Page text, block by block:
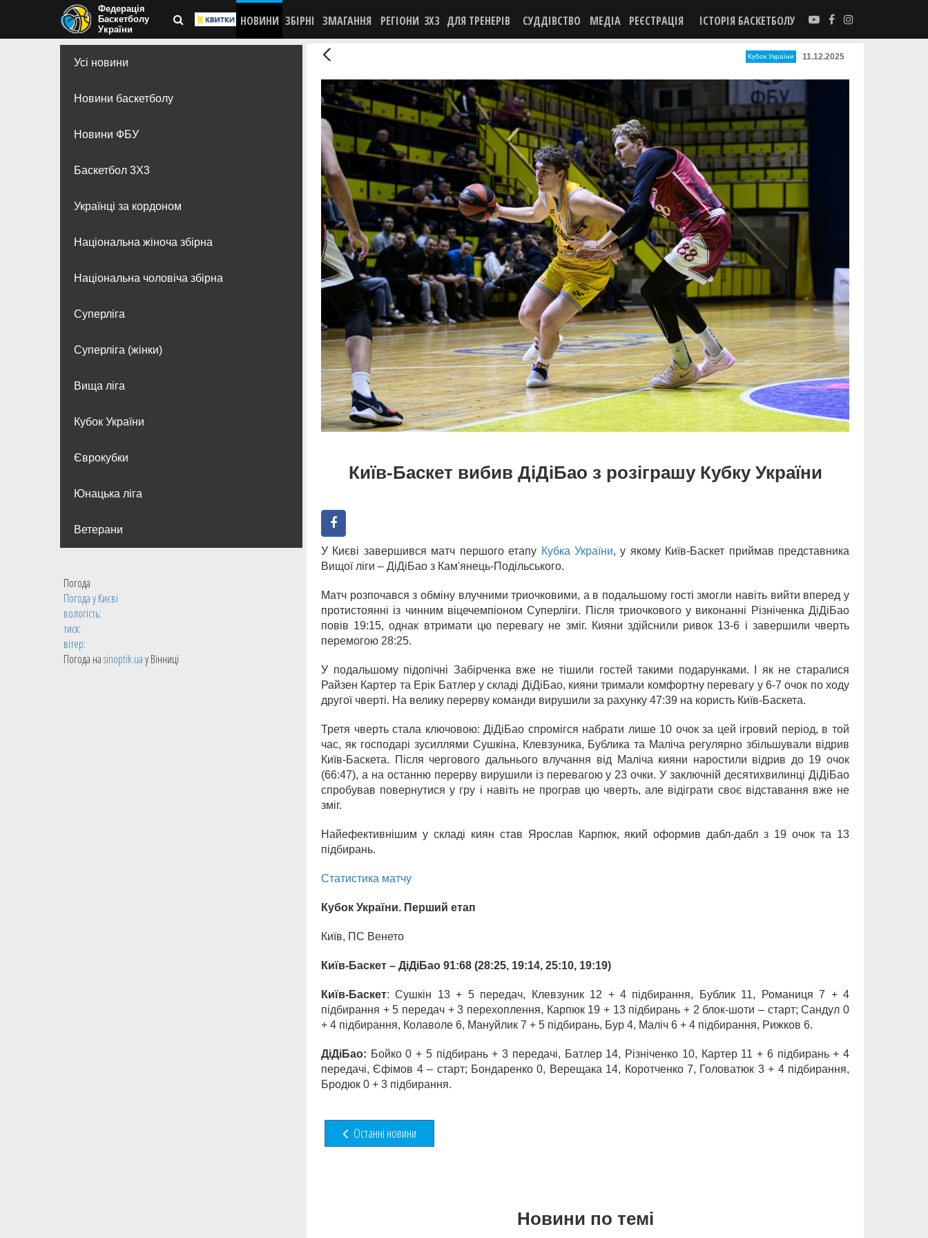
Федерація
Баскетболу
України
НОВИНИ ЗБІРНІ ЗМАГАННЯ РЕГІОНИ 3X3 ДЛЯ ТРЕНЕРІВ СУДДІВСТВО МЕДІА РЕЄСТРАЦІЯ ІСТОРІЯ БАСКЕТБОЛУ
Усі новини
Новини баскетболу
Новини ФБУ
Баскетбол 3Х3
Українці за кордоном
Національна жіноча збірна
Національна чоловіча збірна
Суперліга
Суперліга (жінки)
Вища лiга
Кубок України
Єврокубки
Юнацька ліга
Ветерани
Погода
Погода уКиєві
вологість:
тиск:
вітер:
Погода наsinoptik.uaу Вінниці
Кубок України 11.12.2025
Київ-Баскет вибив ДіДіБао з розіграшу Кубку України
У Києві завершився матч першого етапу Кубка України, у якому Київ-Баскет приймав представника
Вищої ліги – ДіДіБао з Кам'янець-Подільського.
Матч розпочався з обміну влучними триочковими, а в подальшому гості змогли навіть вийти вперед у
протистоянні із чинним віцечемпіоном Суперліги. Після триочкового у виконанні Різніченка ДіДіБао
повів 19:15, однак втримати цю перевагу не зміг. Кияни здійснили ривок 13-6 і завершили чверть
перемогою 28:25.
У подальшому підопічні Забірченка вже не тішили гостей такими подарунками. І як не старалися
Райзен Картер та Ерік Батлер у складі ДіДіБао, кияни тримали комфортну перевагу у 6-7 очок по ходу
другої чверті. На велику перерву команди вирушили за рахунку 47:39 на користь Київ-Баскета.
Третя чверть стала ключовою: ДіДіБао спромігся набрати лише 10 очок за цей ігровий період, в той
час, як господарі зусиллями Сушкіна, Клевзуника, Бублика та Маліча регулярно збільшували відрив
Київ-Баскета. Після чергового дальнього влучання від Маліча кияни наростили відрив до 19 очок
(66:47), а на останню перерву вирушили із перевагою у 23 очки. У заключній десятихвилинці ДіДіБао
спробував повернутися у гру і навіть не програв цю чверть, але відіграти своє відставання вже не
зміг.
Найефективнішим у складі киян став Ярослав Карпюк, який оформив дабл-дабл з 19 очок та 13
підбирань.
Статистика матчу
Кубок України. Перший етап
Київ, ПС Венето
Київ-Баскет – ДіДіБао 91:68 (28:25, 19:14, 25:10, 19:19)
Київ-Баскет: Сушкін 13 + 5 передач, Клевзуник 12 + 4 підбирання, Бублик 11, Романиця 7 + 4
підбирання + 5 передач + 3 перехоплення, Карпюк 19 + 13 підбирань + 2 блок-шоти – старт; Сандул 0
+ 4 підбирання, Колаволе 6, Мануйлик 7 + 5 підбирань, Бур 4, Маліч 6 + 4 підбирання, Рижков 6.
ДіДіБао: Бойко 0 + 5 підбирань + 3 передачі, Батлер 14, Різніченко 10, Картер 11 + 6 підбирань + 4
передачі, Єфімов 4 – старт; Бондаренко 0, Верещака 14, Коротченко 7, Головатюк 3 + 4 підбирання,
Бродюк 0 + 3 підбирання.
Останні новини
Новини по темі